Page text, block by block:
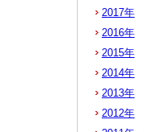
2017年
2016年
2015年
2014年
2013年
2012年